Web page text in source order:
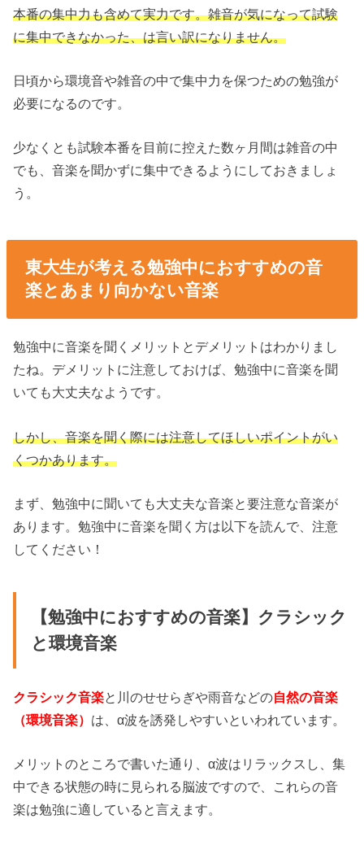
本番の集中力も含めて実力です。雑音が気になって試験
に集中できなかった、は言い訳になりません。
日頃から環境音や雑音の中で集中力を保つための勉強が
必要になるのです。
少なくとも試験本番を目前に控えた数ヶ月間は雑音の中
でも、音楽を聞かずに集中できるようにしておきましょ
う。
東大生が考える勉強中におすすめの音
楽とあまり向かない音楽
勉強中に音楽を聞くメリットとデメリットはわかりまし
たね。デメリットに注意しておけば、勉強中に音楽を聞
いても大丈夫なようです。
しかし、音楽を聞く際には注意してほしいポイントがい
くつかあります。
まず、勉強中に聞いても大丈夫な音楽と要注意な音楽が
あります。勉強中に音楽を聞く方は以下を読んで、注意
してください！
【勉強中におすすめの音楽】クラシック
と環境音楽
クラシック音楽と川のせせらぎや雨音などの自然の音楽
（環境音楽） は、α波を誘発しやすいといわれています。
メリットのところで書いた通り、α波はリラックスし、集
中できる状態の時に見られる脳波ですので、これらの音
楽は勉強に適していると言えます。